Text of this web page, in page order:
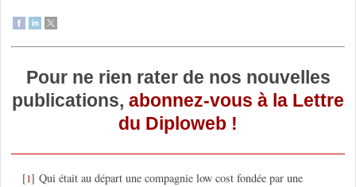
Pour ne rien rater de nos nouvelles
publications, abonnez-vous à la Lettre
du Diploweb !
[1]Qui était au départ une compagnie low cost fondée par une